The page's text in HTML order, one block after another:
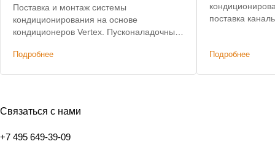
Поставка и монтаж системы
кондиционирования на основе
кондиционеров Vertex. Пусконаладочные
Подробнее
поставка
Подробнее
Связаться с нами
+7 495 649-39-09